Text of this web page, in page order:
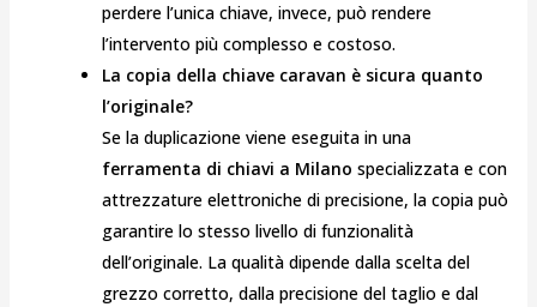
perdere l’unica chiave, invece, può rendere
l’intervento più complesso e costoso.
La copia della chiave caravan è sicura quanto
l’originale?
Se la duplicazione viene eseguita in una
ferramenta di chiavi a Milano specializzata e con
attrezzature elettroniche di precisione, la copia può
garantire lo stesso livello di funzionalità
dell’originale. La qualità dipende dalla scelta del
grezzo corretto, dalla precisione del taglio e dal